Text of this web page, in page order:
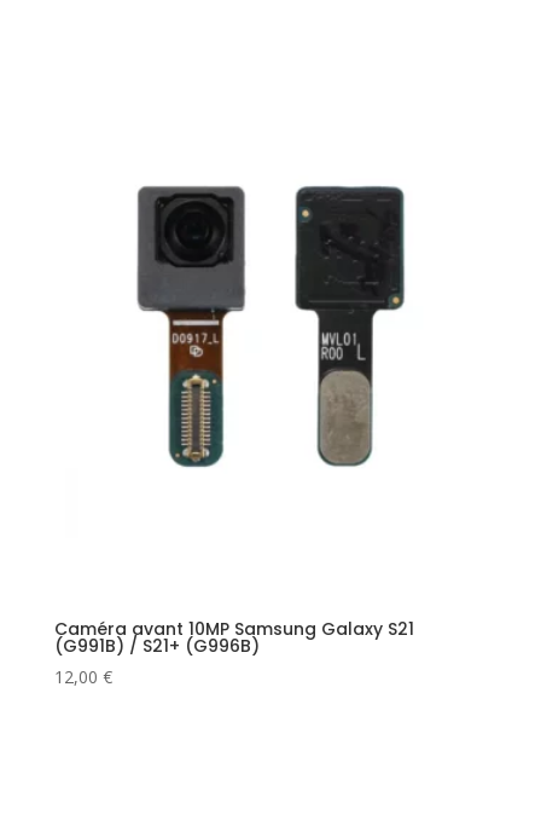
Caméra avant 10MP Samsung Galaxy S21
(G991B) / S21+ (G996B)
12,00 €